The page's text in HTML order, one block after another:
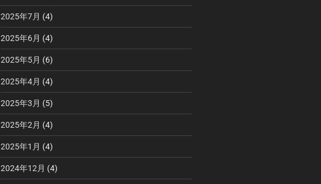
2025年7月 (4)
2025年6月 (4)
2025年5月 (6)
2025年4月 (4)
2025年3月 (5)
2025年2月 (4)
2025年1月 (4)
2024年12月 (4)